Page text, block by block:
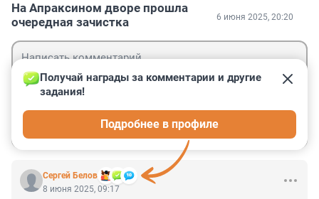
На Апраксином дворе прошла
очередная зачистка
6 июня 2025, 20:20
Сергей Белов
Получай награды за комментарии и другие
задания!
Подробнее в профиле
8 июня 2025, 09:17